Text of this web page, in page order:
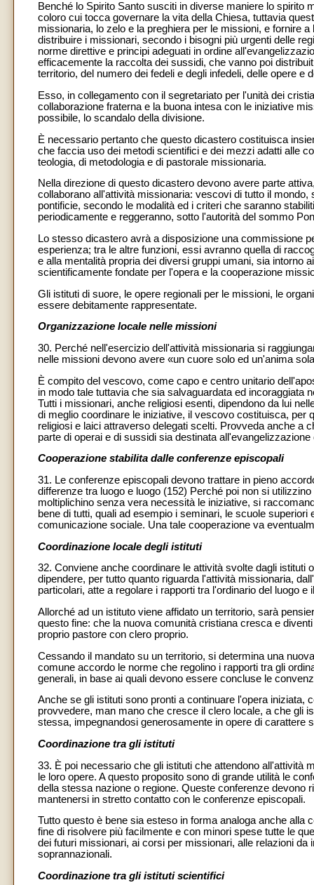
Benché lo Spirito Santo susciti in diverse maniere lo spirito
coloro cui tocca governare la vita della Chiesa, tuttavia
missionaria, lo zelo e la preghiera per le missioni, e fornire
distribuire i missionari, secondo i bisogni più urgenti delle
norme direttive e principi adeguati in ordine
efficacemente la raccolta dei sussidi, che vanno poi
territorio, del numero dei fedeli e degli infedeli, delle opere e
Esso, in collegamento con il segretariato per l'unità dei
collaborazione fraterna e la buona intesa con le iniziative
possibile, lo scandalo della divisione.
È necessario pertanto che questo dicastero costituisca
che faccia uso dei metodi scientifici e dei mezzi adatti alle
teologia, di metodologia e di pastorale missionaria.
Nella direzione di questo dicastero devono avere parte
collaborano all'attività missionaria: vescovi di tutto il
pontificie, secondo le modalità ed i criteri che saranno
periodicamente e reggeranno, sotto l'autorità del sommo
Lo stesso dicastero avrà a disposizione una commissione
esperienza; tra le altre funzioni, essi avranno quella di
e alla mentalità propria dei diversi gruppi umani, sia intorno
scientificamente fondate per l'opera e la cooperazione
Gli istituti di suore, le opere regionali per le missioni, le
essere debitamente rappresentate.
Organizzazione locale nelle missioni
30. Perché nell'esercizio dell'attività missionaria si
nelle missioni devono avere «un cuore solo ed un'anima
È compito del vescovo, come capo e centro unitario
in modo tale tuttavia che sia salvaguardata ed incoraggiata
Tutti i missionari, anche religiosi esenti, dipendono da lui
di meglio coordinare le iniziative, il vescovo costituisca, per
religiosi e laici attraverso delegati scelti. Provveda anche a
parte di operai e di sussidi sia destinata all'evangelizzazione
Cooperazione stabilita dalle conferenze episcopali
31. Le conferenze episcopali devono trattare in pieno
differenze tra luogo e luogo (152) Perché poi non si
moltiplichino senza vera necessità le iniziative, si
bene di tutti, quali ad esempio i seminari, le scuole
comunicazione sociale. Una tale cooperazione va
Coordinazione locale degli istituti
32. Conviene anche coordinare le attività svolte dagli
dipendere, per tutto quanto riguarda l'attività missionaria,
particolari, atte a regolare i rapporti tra l'ordinario del luogo e
Allorché ad un istituto viene affidato un territorio, sarà
questo fine: che la nuova comunità cristiana cresca e
proprio pastore con clero proprio.
Cessando il mandato su un territorio, si determina una
comune accordo le norme che regolino i rapporti tra gli
generali, in base ai quali devono essere concluse le
Anche se gli istituti sono pronti a continuare l'opera iniziata,
provvedere, man mano che cresce il clero locale, a che gli
stessa, impegnandosi generosamente in opere di carattere
Coordinazione tra gli istituti
33. È poi necessario che gli istituti che attendono all'attività
le loro opere. A questo proposito sono di grande utilità le
della stessa nazione o regione. Queste conferenze devono
mantenersi in stretto contatto con le conferenze episcopali.
Tutto questo è bene sia esteso in forma analoga anche alla
fine di risolvere più facilmente e con minori spese tutte le
dei futuri missionari, ai corsi per missionari, alle relazioni
soprannazionali.
Coordinazione tra gli istituti scientifici